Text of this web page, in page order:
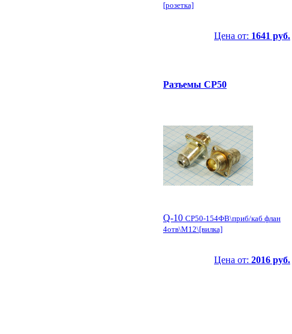
[розетка]
Цена от: 1641 руб.
Разъемы СР50
Q-10 СР50-154ФВ\приб/каб флан
4отв\М12\[вилка]
Цена от: 2016 руб.